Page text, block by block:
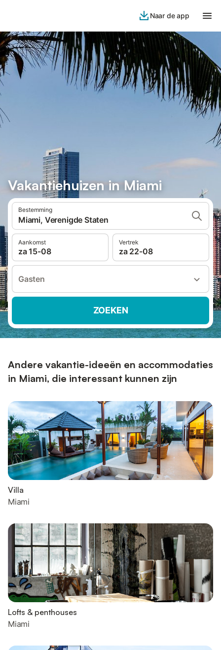
Naar de app
Vakantiehuizen in Miami
Bestemming
Miami, Verenigde Staten
Aankomst
za 15-08
Vertrek
za 22-08
Gasten
ZOEKEN
Andere vakantie-ideeën en accommodaties
in Miami, die interessant kunnen zijn
Villa
Miami
Lofts & penthouses
Miami